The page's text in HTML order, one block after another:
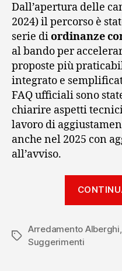
Dall’apertura delle
2024) il percorso è
serie diordinanze
al bando per
proposte più
integrato e
FAQ ufficiali sono
chiarire aspetti
lavoro di
anche nel 2025 con
all’avviso.
Tag
Arredamento Alberghi,
Suggerimenti